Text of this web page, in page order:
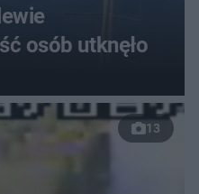
osób utknęło
13